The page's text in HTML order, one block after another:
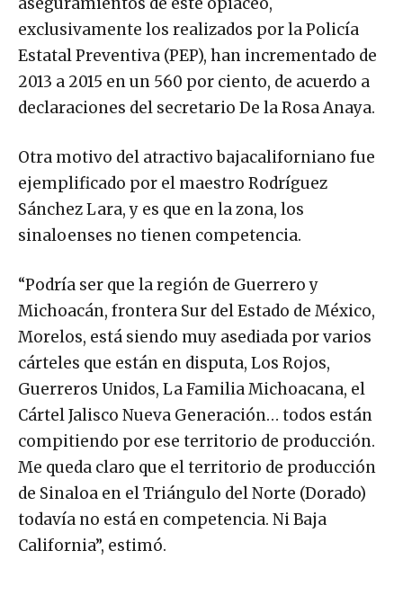
exclusivamente los realizados por la Policía
Estatal Preventiva (PEP), han incrementado de
2013 a 2015 en un 560 por ciento, de acuerdo a
declaraciones del secretario De la Rosa Anaya.
Otra motivo del atractivo bajacaliforniano fue
ejemplificado por el maestro Rodríguez
Sánchez Lara, y es que en la zona, los
sinaloenses no tienen competencia.
“Podría ser que la región de Guerrero y
Michoacán, frontera Sur del Estado de México,
Morelos, está siendo muy asediada por varios
cárteles que están en disputa, Los Rojos,
Guerreros Unidos, La Familia Michoacana, el
Cártel Jalisco Nueva Generación… todos están
compitiendo por ese territorio de producción.
Me queda claro que el territorio de producción
de Sinaloa en el Triángulo del Norte (Dorado)
todavía no está en competencia. Ni Baja
California”, estimó.